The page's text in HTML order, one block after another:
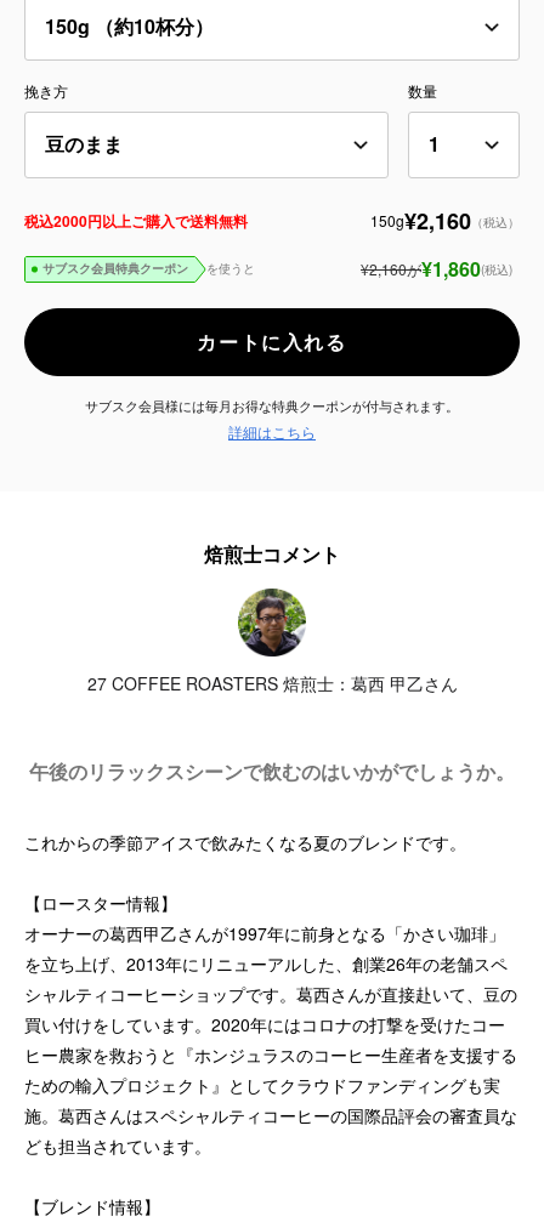
お知らせ
よくある質問
挽き方 数量
税込2000円以上ご購入で送料無料 150g¥2,160 （税込）
サブスク会員特典クーポン を使うと ¥2,160が¥1,860(税込)
カートに入れる
サブスク会員様には毎月お得な特典クーポンが付与されます。
詳細はこちら
焙煎士コメント
27 COFFEE ROASTERS 焙煎士：葛西 甲乙さん
午後のリラックスシーンで飲むのはいかがでしょうか。
これからの季節アイスで飲みたくなる夏のブレンドです。
【ロースター情報】
オーナーの葛西甲乙さんが1997年に前身となる「かさい珈琲」
を立ち上げ、2013年にリニューアルした、創業26年の老舗スペ
シャルティコーヒーショップです。葛西さんが直接赴いて、豆の
買い付けをしています。2020年にはコロナの打撃を受けたコー
ヒー農家を救おうと『ホンジュラスのコーヒー生産者を支援する
ための輸入プロジェクト』としてクラウドファンディングも実
施。葛西さんはスペシャルティコーヒーの国際品評会の審査員な
ども担当されています。
【ブレンド情報】